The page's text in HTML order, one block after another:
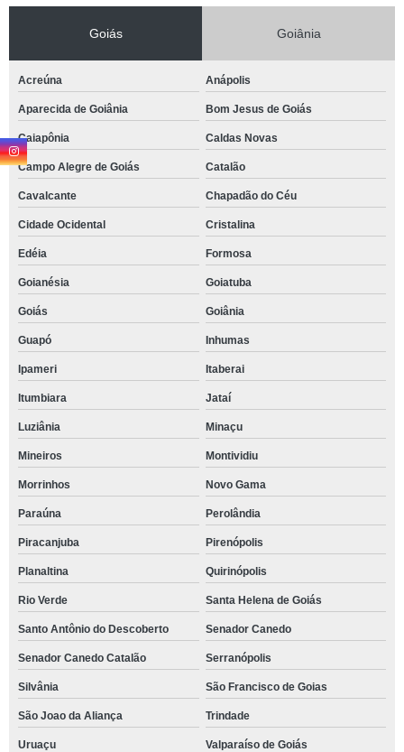
Goiás Goiânia
Acreúna Anápolis
Aparecida de Goiânia Bom Jesus de Goiás
Caiapônia Caldas Novas
Campo Alegre de Goiás Catalão
Cavalcante Chapadão do Céu
Cidade Ocidental Cristalina
Edéia Formosa
Goianésia Goiatuba
Goiás Goiânia
Guapó Inhumas
Ipameri Itaberai
Itumbiara Jataí
Luziânia Minaçu
Mineiros Montividiu
Morrinhos Novo Gama
Paraúna Perolândia
Piracanjuba Pirenópolis
Planaltina Quirinópolis
Rio Verde Santa Helena de Goiás
Santo Antônio do Descoberto Senador Canedo
Senador Canedo Catalão Serranópolis
Silvânia São Francisco de Goias
São Joao da Aliança Trindade
Uruaçu Valparaíso de Goiás